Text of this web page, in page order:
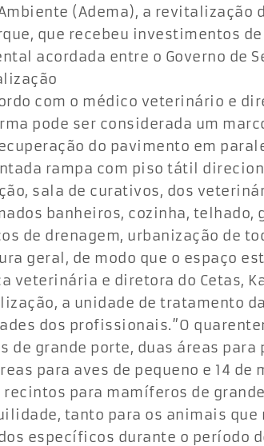
(Adema), a revitalização
que recebeu investimentos
acordada entre o Governo de
com o médico veterinário e
pode ser considerada um
do pavimento em
rampa com piso tátil
sala de curativos, dos
banheiros, cozinha, telhado,
de drenagem, urbanização de
geral, de modo que o espaço
veterinária e diretora do Cetas,
a unidade de tratamento
dos profissionais.”O
de grande porte, duas áreas
para aves de pequeno e 14
recintos para mamíferos de
tanto para os animais que
específicos durante o período